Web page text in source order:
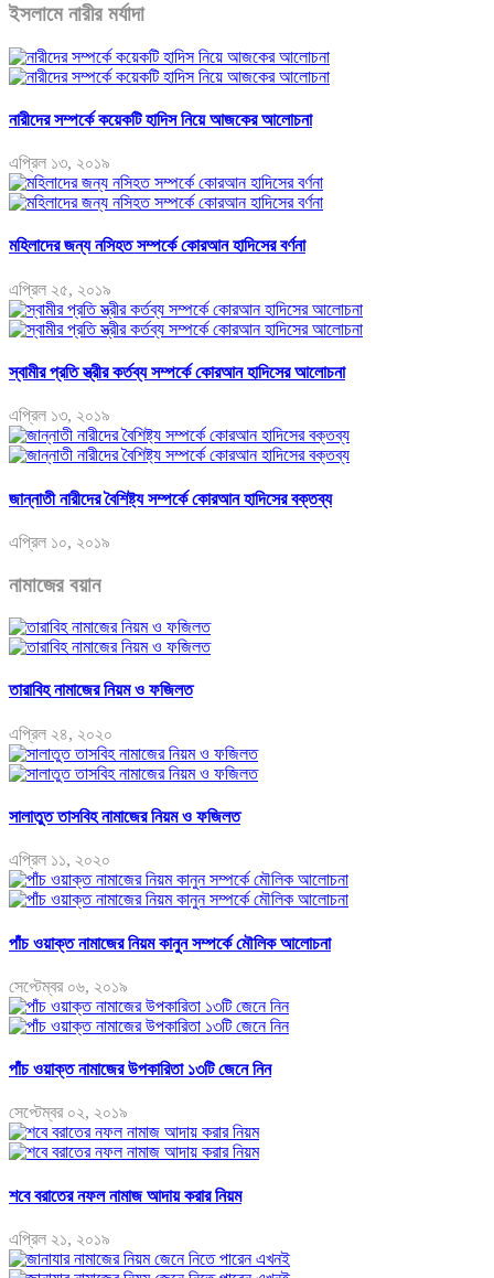
ইসলামে নারীর মর্যাদা
নারীদের সম্পর্কে কয়েকটি হাদিস নিয়ে আজকের আলোচনা
এপ্রিল ১৩, ২০১৯
মহিলাদের জন্য নসিহত সম্পর্কে কোরআন হাদিসের বর্ণনা
এপ্রিল ২৫, ২০১৯
স্বামীর প্রতি স্ত্রীর কর্তব্য সম্পর্কে কোরআন হাদিসের আলোচনা
এপ্রিল ১৩, ২০১৯
জান্নাতী নারীদের বৈশিষ্ট্য সম্পর্কে কোরআন হাদিসের বক্তব্য
এপ্রিল ১০, ২০১৯
নামাজের বয়ান
তারাবিহ নামাজের নিয়ম ও ফজিলত
এপ্রিল ২৪, ২০২০
সালাতুত তাসবিহ নামাজের নিয়ম ও ফজিলত
এপ্রিল ১১, ২০২০
পাঁচ ওয়াক্ত নামাজের নিয়ম কানুন সম্পর্কে মৌলিক আলোচনা
সেপ্টেম্বর ০৬, ২০১৯
পাঁচ ওয়াক্ত নামাজের উপকারিতা ১৩টি জেনে নিন
সেপ্টেম্বর ০২, ২০১৯
শবে বরাতের নফল নামাজ আদায় করার নিয়ম
এপ্রিল ২১, ২০১৯